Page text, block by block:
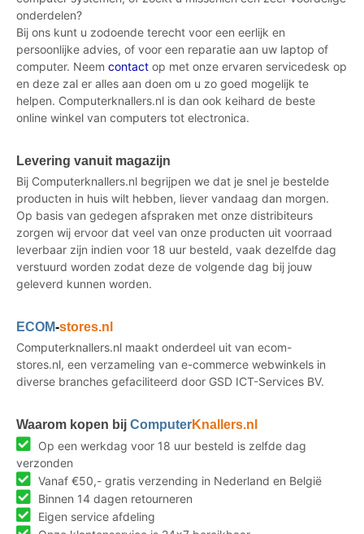
onderdelen?
Bij ons kunt u zodoende terecht voor een eerlijk en
persoonlijke advies, of voor een reparatie aan uw laptop of
computer. Neem contact op met onze ervaren servicedesk op
en deze zal er alles aan doen om u zo goed mogelijk te
helpen. Computerknallers.nl is dan ook keihard de beste
online winkel van computers tot electronica.
Levering vanuit magazijn
Bij Computerknallers.nl begrijpen we dat je snel je bestelde
producten in huis wilt hebben, liever vandaag dan morgen.
Op basis van gedegen afspraken met onze distribiteurs
zorgen wij ervoor dat veel van onze producten uit voorraad
leverbaar zijn indien voor 18 uur besteld, vaak dezelfde dag
verstuurd worden zodat deze de volgende dag bij jouw
geleverd kunnen worden.
ECOM-stores.nl
Computerknallers.nl maakt onderdeel uit van ecom-
stores.nl, een verzameling van e-commerce webwinkels in
diverse branches gefaciliteerd door GSD ICT-Services BV.
Waarom kopen bij ComputerKnallers.nl
Op een werkdag voor 18 uur besteld is zelfde dag
verzonden
Vanaf €50,- gratis verzending in Nederland en België
Binnen 14 dagen retourneren
Eigen service afdeling